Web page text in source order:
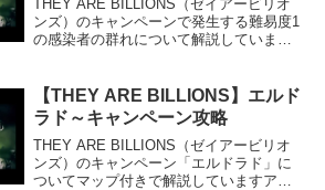
THEY ARE BILLIONS（ゼイアービリオ
ンズ）のキャンペーンで発生する難易度1
の感染者の群れについて解説しています
す【THEY ARE BILLIONS】エルド
ラド～キャンペーン攻略
THEY ARE BILLIONS（ゼイアービリオ
ンズ）のキャンペーン「エルドラド」に
ついてマップ付きで解説していますアポ